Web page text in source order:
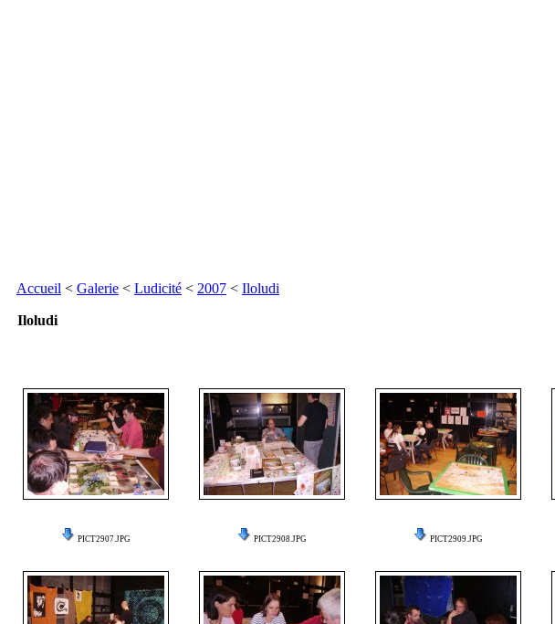
Accueil < Galerie < Ludicité < 2007 < Iloludi
Iloludi
PICT2907.JPG PICT2908.JPG PICT2909.JPG